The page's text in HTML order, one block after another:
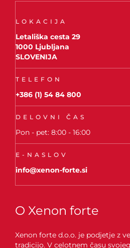
LOKACIJA
Letališka cesta 29
1000 Ljubljana
SLOVENIJA
TELEFON
+386 (1) 54 84 800
DELOVNI ČAS
Pon - pet: 8:00 - 16:00
E-NASLOV
info@xenon-forte.si
O Xenon forte
Xenon forte d.o.o. je podjetje z
tradicijo. V celotnem času